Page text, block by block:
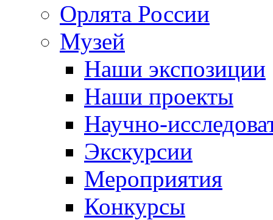
Орлята России
Музей
Наши экспозиции
Наши проекты
Научно-
Экскурсии
Мероприятия
Конкурсы